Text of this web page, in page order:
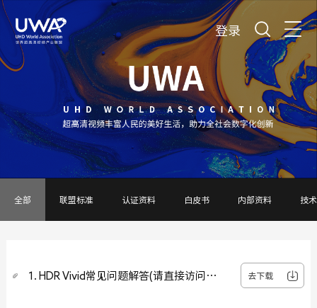
登录
全部 联盟标准 认证资料 白皮书 内部资料 技
1. HDR Vivid常见问题解答(请直接访问
去下载